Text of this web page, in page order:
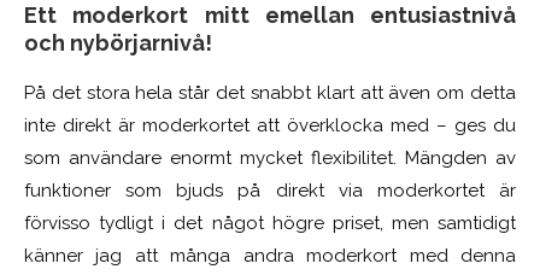
Ett moderkort mitt emellan entusiastnivå
och nybörjarnivå!
På det stora hela står det snabbt klart att även om detta
inte direkt är moderkortet att överklocka med – ges du
som användare enormt mycket flexibilitet. Mängden av
funktioner som bjuds på direkt via moderkortet är
förvisso tydligt i det något högre priset, men samtidigt
känner jag att många andra moderkort med denna